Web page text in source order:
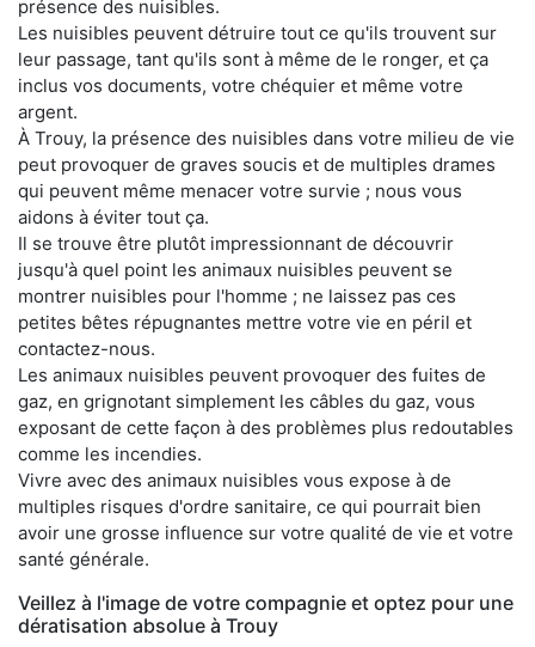
présence des nuisibles.
Les nuisibles peuvent détruire tout ce qu'ils trouvent sur
leur passage, tant qu'ils sont à même de le ronger, et ça
inclus vos documents, votre chéquier et même votre
argent.
À Trouy, la présence des nuisibles dans votre milieu de vie
peut provoquer de graves soucis et de multiples drames
qui peuvent même menacer votre survie ; nous vous
aidons à éviter tout ça.
Il se trouve être plutôt impressionnant de découvrir
jusqu'à quel point les animaux nuisibles peuvent se
montrer nuisibles pour l'homme ; ne laissez pas ces
petites bêtes répugnantes mettre votre vie en péril et
contactez-nous.
Les animaux nuisibles peuvent provoquer des fuites de
gaz, en grignotant simplement les câbles du gaz, vous
exposant de cette façon à des problèmes plus redoutables
comme les incendies.
Vivre avec des animaux nuisibles vous expose à de
multiples risques d'ordre sanitaire, ce qui pourrait bien
avoir une grosse influence sur votre qualité de vie et votre
santé générale.
Veillez à l'image de votre compagnie et optez pour une
dératisation absolue à Trouy